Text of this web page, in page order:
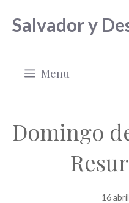
Salvador y
Menu
Domingo
16